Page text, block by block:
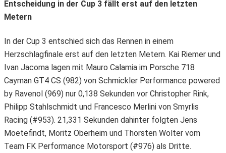
Entscheidung in der Cup 3 fällt erst auf den letzten
Metern
In der Cup 3 entschied sich das Rennen in einem
Herzschlagfinale erst auf den letzten Metern. Kai Riemer und
Ivan Jacoma lagen mit Mauro Calamia im Porsche 718
Cayman GT4 CS (982) von Schmickler Performance powered
by Ravenol (969) nur 0,138 Sekunden vor Christopher Rink,
Philipp Stahlschmidt und Francesco Merlini von Smyrlis
Racing (#953). 21,331 Sekunden dahinter folgten Jens
Moetefindt, Moritz Oberheim und Thorsten Wolter vom
Team FK Performance Motorsport (#976) als Dritte.